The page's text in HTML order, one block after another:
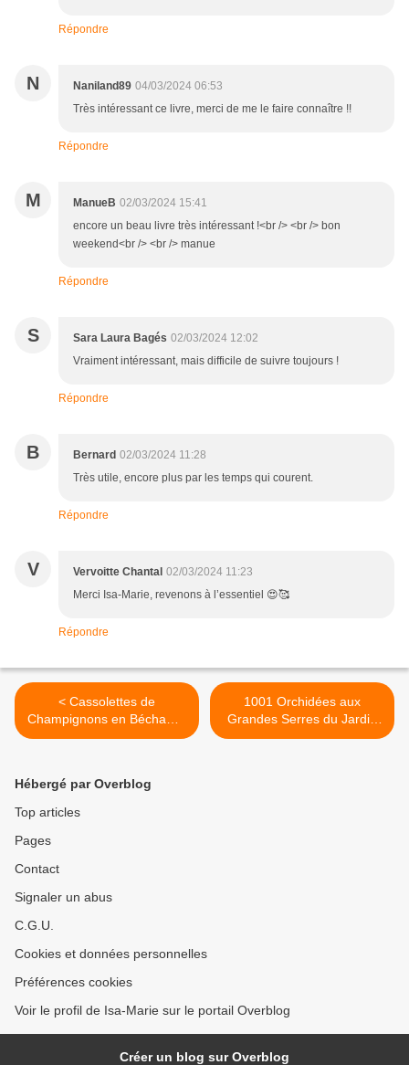
Répondre
N Naniland89 04/03/2024 06:53
Très intéressant ce livre, merci de me le faire connaître !!
Répondre
M ManueB 02/03/2024 15:41
encore un beau livre très intéressant !<br /> <br /> bon
weekend<br /> <br /> manue
Répondre
S Sara Laura Bagés 02/03/2024 12:02
Vraiment intéressant, mais difficile de suivre toujours !
Répondre
B Bernard 02/03/2024 11:28
Très utile, encore plus par les temps qui courent.
Répondre
V Vervoitte Chantal 02/03/2024 11:23
Merci Isa-Marie, revenons à l’essentiel 😍🥰
Répondre
< Cassolettes de
Champignons en Béchamel
de Lupin, sans gluten
1001 Orchidées aux
Grandes Serres du Jardin
des Plantes >
Hébergé par Overblog
Top articles
Pages
Contact
Signaler un abus
C.G.U.
Cookies et données personnelles
Préférences cookies
Voir le profil de Isa-Marie sur le portail Overblog
Créer un blog sur Overblog